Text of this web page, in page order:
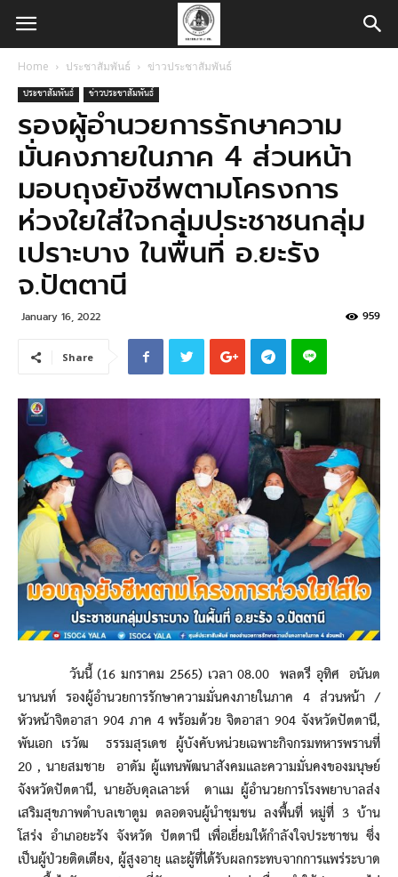
Home ประชาสัมพันธ์ ข่าวประชาสัมพันธ์
ประชาสัมพันธ์ ข่าวประชาสัมพันธ์
รองผู้อำนวยการรักษาความ
มั่นคงภายในภาค 4 ส่วนหน้า
มอบถุงยังชีพตามโครงการ
ห่วงใยใส่ใจกลุ่มประชาชนกลุ่ม
เปราะบาง ในพื้นที่ อ.ยะรัง
จ.ปัตตานี
January 16, 2022 959
Share
วันนี้ (16 มกราคม 2565) เวลา 08.00 พลตรี อุทิศ อนันต
นานนท์ รองผู้อำนวยการรักษาความมั่นคงภายในภาค 4 ส่วนหน้า /
หัวหน้าจิตอาสา 904 ภาค 4 พร้อมด้วย จิตอาสา 904 จังหวัดปัตตานี,
พันเอก เรวัฒ ธรรมสุรเดช ผู้บังคับหน่วยเฉพาะกิจกรมทหารพรานที่
20 , นายสมชาย อาดัม ผู้แทนพัฒนาสังคมและความมั่นคงของมนุษย์
จังหวัดปัตตานี, นายอับดุลเลาะห์ ดาแม ผู้อำนวยการโรงพยาบาลส่ง
เสริมสุขภาพตำบลเขาตูม ตลอดจนผู้นำชุมชน ลงพื้นที่ หมู่ที่ 3 บ้าน
โสร่ง อำเภอยะรัง จังหวัด ปัตตานี เพื่อเยี่ยมให้กำลังใจประชาชน ซึ่ง
เป็นผู้ป่วยติดเตียง, ผู้สูงอายุ และผู้ที่ได้รับผลกระทบจากการแพร่ระบาด